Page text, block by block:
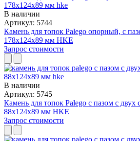
В наличии
Артикул: 5744
Камень для топок Palego опорный, с
178x124x89 мм HKE
Запрос стоимости
В наличии
Артикул: 5745
Камень для топок Palego с пазом с двух
88x124x89 мм HKE
Запрос стоимости